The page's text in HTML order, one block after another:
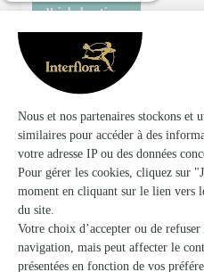
Voir la boutique
Bouton de Rose
Trelissac
★★★★ ★4.6 (200)
156, avenue Michel Grandou